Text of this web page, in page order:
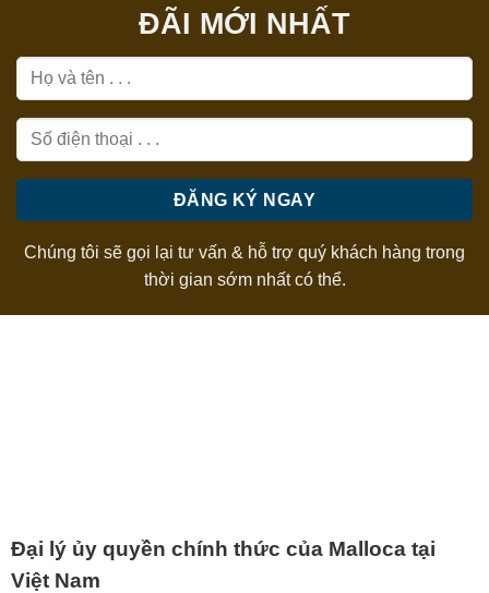
ĐÃI MỚI NHẤT
Chúng tôi sẽ gọi lại tư vấn & hỗ trợ quý khách hàng trong
thời gian sớm nhất có thể.
Đại lý ủy quyền chính thức của Malloca tại
Việt Nam